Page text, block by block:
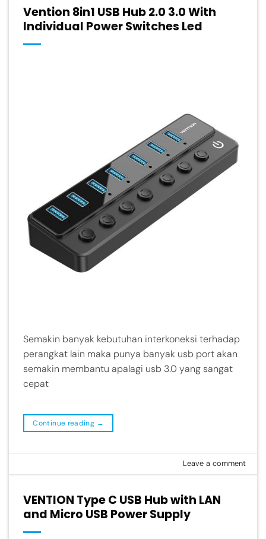
Vention 8in1 USB Hub 2.0 3.0 With
Individual Power Switches Led
Semakin banyak kebutuhan interkoneksi terhadap
perangkat lain maka punya banyak usb port akan
semakin membantu apalagi usb 3.0 yang sangat
cepat
Continue reading →
Leave a comment
VENTION Type C USB Hub with LAN
and Micro USB Power Supply